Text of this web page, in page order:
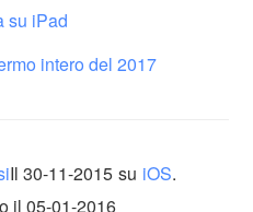
su iPad
intero del 2017
Il30-11-2015 su iOS.
il 05-01-2016